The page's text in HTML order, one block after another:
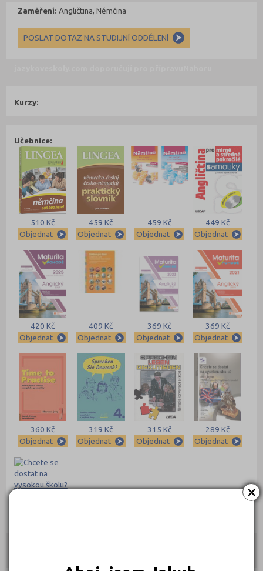
×
Zaměření: Angličtina, Němčina
POSLAT DOTAZ NA STUDIJNÍ ODDĚLENÍ
Kurzy:
Učebnice:
510 Kč
Objednat
459 Kč
Objednat
459 Kč
Objednat
449 Kč
Objednat
420 Kč
Objednat
409 Kč
Objednat
369 Kč
Objednat
369 Kč
Objednat
360 Kč
Objednat
319 Kč
Objednat
315 Kč
Objednat
289 Kč
Objednat